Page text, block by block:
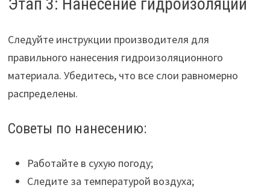
Следуйте инструкции производителя для
правильного нанесения гидроизоляционного
материала. Убедитесь, что все слои равномерно
распределены.
Советы по нанесению:
Работайте в сухую погоду;
Следите за температурой воздуха;